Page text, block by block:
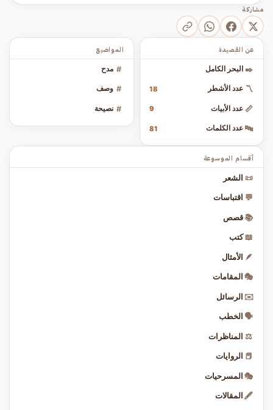
مشاركة
المواضيع
# مدح
# وصف
# نصيحة
عن القصيدة
✒️ البحر الكامل
〽️ عدد الأشطر 18
📏 عدد الأبيات 9
🔤 عدد الكلمات 81
أقسام الموسوعة
📜 الشعر
💬 اقتباسات
📚 قصص
📖 كتب
🪶 الأمثال
🎭 المقامات
✉️ الرسائل
🗣️ الخطب
⚖️ المناظرات
📕 الروايات
🎭 المسرحيات
🖋️ المقالات